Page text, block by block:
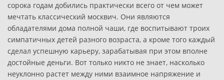
сорока годам добились практически всего от чем может
мечтать классический москвич. Они являются
обладателями дома полной чаши, где воспитывают троих
симпатичных детей разного возраста, а кроме того каждый
сделал успешную карьеру, зарабатывая при этом вполне
достойные деньги. Вот только никто не знает, насколько
неуклонно растет между ними взаимное напряжение и